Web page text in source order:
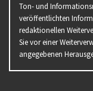
Ton- und
veröffentlichten
redaktionellen
Sie vor einer
angegebenen